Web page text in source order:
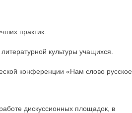
практик.
культуры учащихся.
конференции «Нам слово русское
дискуссионных площадок, в